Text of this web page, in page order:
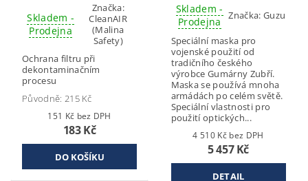
Skladem -
Prodejna
Značka:
CleanAIR
(Malina
Safety)
Ochrana filtru při
dekontaminačním
procesu
Původně: 215 Kč
151 Kč bez DPH
183 Kč
Skladem -
Prodejna
Značka: Guzu
Speciální maska pro
vojenské použití od
tradičního českého
výrobce Gumárny Zubří.
Maska se používá mnoha
armádách po celém světě.
Speciální vlastnosti pro
použití optických...
4 510 Kč bez DPH
5 457 Kč
DETAIL